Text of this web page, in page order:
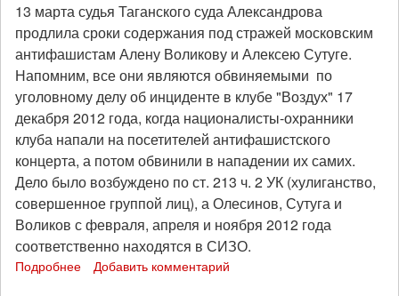
13 марта судья Таганского суда Александрова
продлила сроки содержания под стражей московским
антифашистам Алену Воликову и Алексею Сутуге.
Напомним, все они являются обвиняемыми по
уголовному делу об инциденте в клубе "Воздух" 17
декабря 2012 года, когда националисты-охранники
клуба напали на посетителей антифашистского
концерта, а потом обвинили в нападении их самих.
Дело было возбуждено по ст. 213 ч. 2 УК (хулиганство,
совершенное группой лиц), а Олесинов, Сутуга и
Воликов с февраля, апреля и ноября 2012 года
соответственно находятся в СИЗО.
Подробнее Добавить комментарий